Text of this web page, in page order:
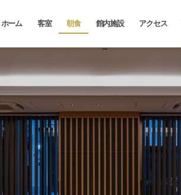
ホーム 客室 朝食 館内施設 アクセス